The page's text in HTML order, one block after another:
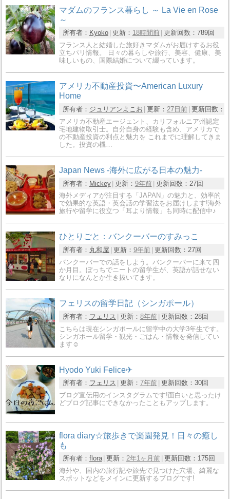
マダムのフランス暮らし ～ La Vie en Rose
～
所有者： Kyoko 更新： 18時間前 更新回数： 789回
フランス人と結婚した旅好きマダムがお届けするお役
立ちパリ情報。 日々の暮らしや旅行、美容、健康、美
味しいもの、国際結婚について綴っています。
アメリカ不動産投資〜American Luxury
Home
所有者： ジュリアンよこお 更新： 27日前 更新回数：
アメリカ不動産エージェント、カリフォルニア州認定
宅地建物取引士。自分自身の経験も含め、アメリカで
の不動産投資の利点と魅力を これまでに理解してきま
した。投資の機…
Japan News -海外に広がる日本の魅力-
所有者： Mickey 更新： 9年前 更新回数： 27回
海外メディアが注目する「JAPAN」の魅力と、効率的
で効果的な英語・英会話の学習法をお届けします!海外
旅行や留学に役立つ「耳より情報」も同時に配信中♪
ひとりごと：バンクーバーのすみっこ
所有者： 丸和屋 更新： 9年前 更新回数： 27回
バンクーバーでの話をしよう。バンクーバーに来て四
か月目。ぼっちでニートの留学生が、英語が話せない
なりになんとか生き抜いてます。
フェリスの留学日記（シンガポール）
所有者： フェリス 更新： 8年前 更新回数： 28回
こちらは現在シンガポールに留学中の大学3年生です。
シンガポール留学・観光・ごはん・情報を発信してい
ます☺
Hyodo Yuki Felice✈
所有者： フェリス 更新： 7年前 更新回数： 30回
ブログ宣伝用のインスタグラムです!面白いと思ったけ
どブログ記事にできなかったこともアップします。
flora diary☆旅歩きで楽園発見！日々の癒し
も
所有者： flora 更新： 2年1ヶ月前 更新回数： 175回
海外や、国内の旅行記や旅先で見つけた穴場、綺麗な
スポットなどをメインに更新するブログです!